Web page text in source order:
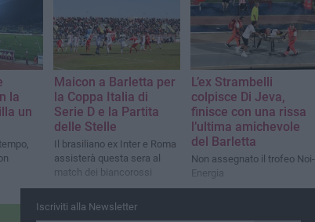
la
un
Maicon a Barletta per
la Coppa Italia di
Serie D e la Partita
delle Stelle
Il brasiliano ex Inter e Roma
assisterà questa sera al
match dei biancorossi
L’ex Strambelli
colpisce Di Jeva,
finisce con una rissa
l’ultima amichevole
del Barletta
Non assegnato il trofeo Noi-
Energia
Iscriviti alla Newsletter